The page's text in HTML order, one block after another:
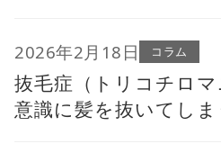
2026年2月18日 コラム
抜毛症（トリコチロ
意識に髪を抜いてしま